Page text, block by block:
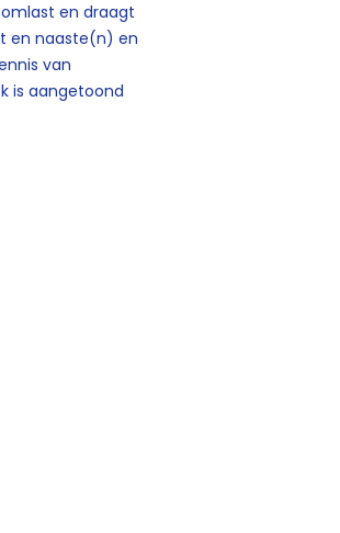
en draagt
en naaste(n) en
van
is aangetoond